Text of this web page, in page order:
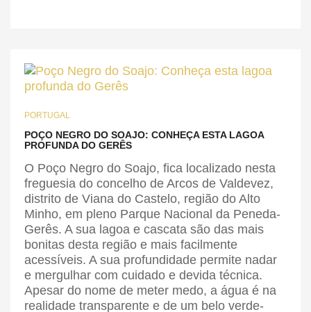
PORTUGAL
POÇO NEGRO DO SOAJO: CONHEÇA ESTA LAGOA
PROFUNDA DO GERÊS
O Poço Negro do Soajo, fica localizado nesta
freguesia do concelho de Arcos de Valdevez,
distrito de Viana do Castelo, região do Alto
Minho, em pleno Parque Nacional da Peneda-
Gerês. A sua lagoa e cascata são das mais
bonitas desta região e mais facilmente
acessíveis. A sua profundidade permite nadar
e mergulhar com cuidado e devida técnica.
Apesar do nome de meter medo, a água é na
realidade transparente e de um belo verde-